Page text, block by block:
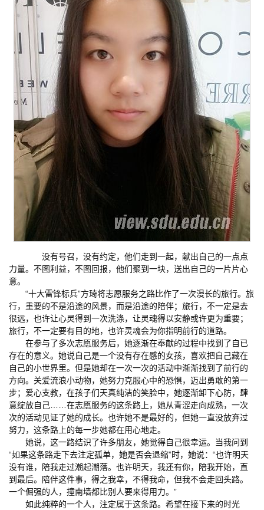
没有号召，没有约定，他们走到一起，献出自己的一点点
力量。不图利益，不图回报，他们聚到一块，送出自己的一片片心
意。
“十大雷锋标兵”方琦将志愿服务之路比作了一次漫长的旅行。旅
行，重要的不是沿途的风景，而是沿途的陪伴；旅行，不一定是去
很远，也许让心灵得到一次洗涤，让灵魂得以安静或许更为重要；
旅行，不一定要有目的地，也许灵魂会为你指明前行的道路。
在参与了多次志愿服务后，她逐渐在奉献的过程中找到了自已
存在的意义。她说自己是一个没有存在感的女孩，喜欢把自己藏在
自己的小世界里。但是她却在一次一次的活动中渐渐找到了前行的
方向。关爱流浪小动物，她努力克服心中的恐惧，迈出勇敢的第一
步；爱心支教，在孩子们天真纯洁的笑脸中，她逐渐卸下心防，肆
意绽放自己……在志愿服务的这条路上，她从青涩走向成熟，一次
次的活动见证了她的成长。也许她不是最好的，但她一直没放弃过
努力，这条路上的每一步她都在用心地走。
她说，这一路结识了许多朋友，她觉得自己很幸运。当我问到
“如果这条路走下去注定孤单，她是否会退缩”时，她说：“也许明天
没有谁，陪我走过潮起潮落。也许明天，我还有你，陪我开始，直
到最后。陪伴这件事，得之我幸，不得我命，但我不会走回头路。
一个倔强的人，撞南墙都比别人要来得用力。”
如此纯粹的一个人，注定属于这条路。希望在接下来的时光